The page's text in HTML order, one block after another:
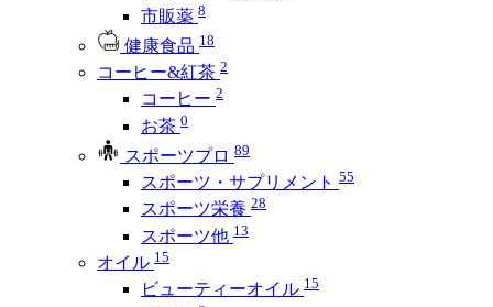
市販薬 8
健康食品 18
コーヒー&紅茶 2
コーヒー 2
お茶 0
スポーツプロ 89
スポーツ・サプリメント 55
スポーツ栄養 28
スポーツ他 13
オイル 15
ビューティーオイル 15